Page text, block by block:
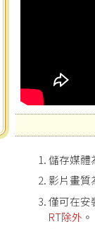
儲存媒體
影片畫質
僅可在安
RT除外 。